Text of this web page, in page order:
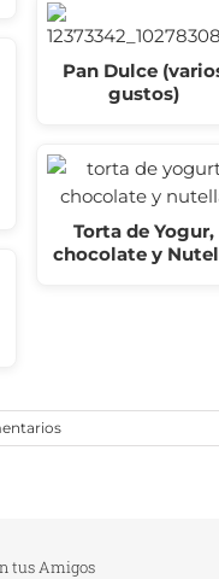
Pan Dulce
gustos)
Torta de Yogur,
chocolate y
tus Amigos